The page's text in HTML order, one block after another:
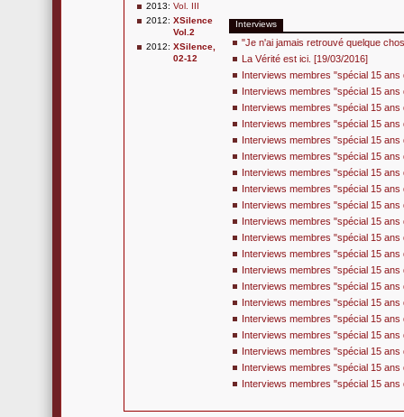
2013: Vol. III
2012: XSilence
Vol.2
2012: XSilence,
02-12
Interviews
"Je n'ai jamais retrouvé quelque
La Vérité est ici. [19/03/2016]
Interviews membres "spécial 15
Interviews membres "spécial 15 ans
Interviews membres "spécial 15
Interviews membres "spécial 15
Interviews membres "spécial 15 ans
Interviews membres "spécial 15
Interviews membres "spécial 15
Interviews membres "spécial 15 ans
Interviews membres "spécial 15
Interviews membres "spécial 15
Interviews membres "spécial 15
Interviews membres "spécial 15
Interviews membres "spécial 15
Interviews membres "spécial 15
Interviews membres "spécial 15
Interviews membres "spécial 15
Interviews membres "spécial 15
Interviews membres "spécial 15
Interviews membres "spécial 15 ans
Interviews membres "spécial 15 ans